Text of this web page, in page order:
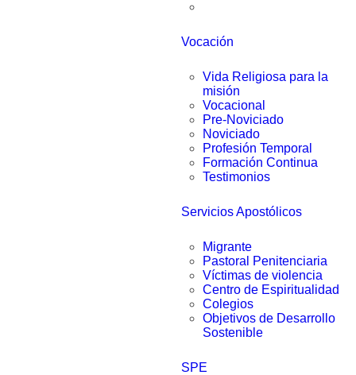
Vocación
Vida Religiosa para la
misión
Vocacional
Pre-Noviciado
Noviciado
Profesión Temporal
Formación Continua
Testimonios
Servicios Apostólicos
Migrante
Pastoral Penitenciaria
Víctimas de violencia
Centro de Espiritualidad
Colegios
Objetivos de Desarrollo
Sostenible
SPE